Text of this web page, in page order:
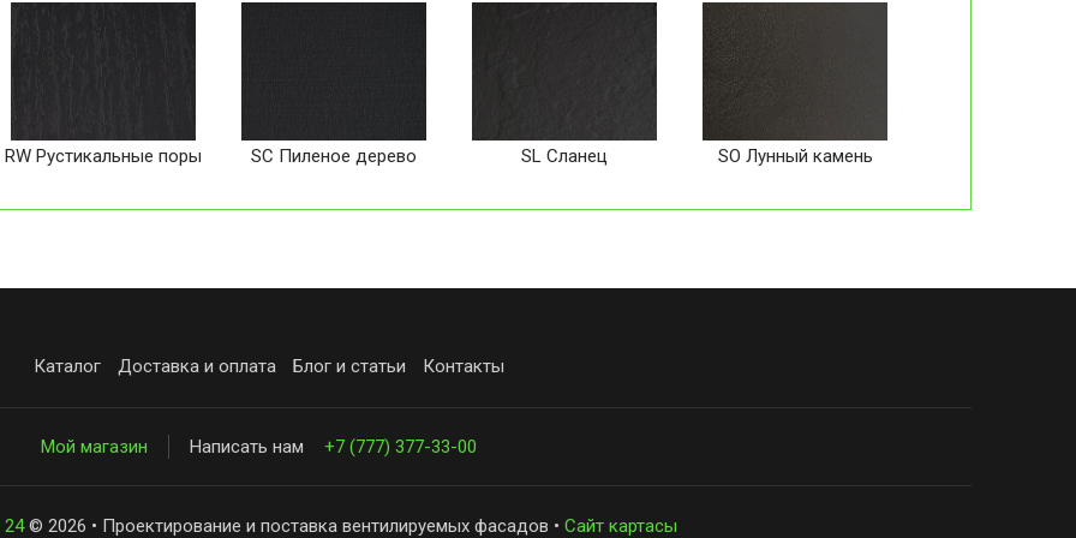
RW Рустикальные поры SC Пиленое дерево SL Сланец SO Лунный камень
Каталог Доставка и оплата Блог и статьи Контакты
Мой магазин Написать нам +7 (777) 377-33-00
24© 2026 • Проектирование и поставка вентилируемых фасадов • Сайт картасы